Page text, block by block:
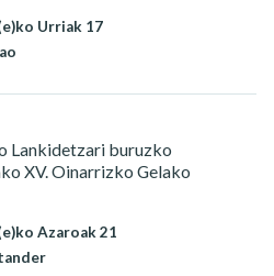
Urriak 17
Lankidetzari buruzko
XV. Oinarrizko Gelako
Azaroak 21